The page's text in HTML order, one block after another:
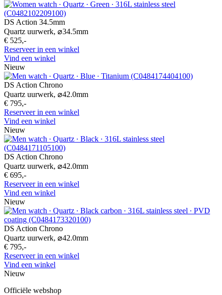
DS Action 34.5mm
Quartz uurwerk, ⌀34.5mm
€ 525,-
Reserveer in een winkel
Vind een winkel
Nieuw
DS Action Chrono
Quartz uurwerk, ⌀42.0mm
€ 795,-
Reserveer in een winkel
Vind een winkel
Nieuw
DS Action Chrono
Quartz uurwerk, ⌀42.0mm
€ 695,-
Reserveer in een winkel
Vind een winkel
Nieuw
DS Action Chrono
Quartz uurwerk, ⌀42.0mm
€ 795,-
Reserveer in een winkel
Vind een winkel
Nieuw
Officiële webshop